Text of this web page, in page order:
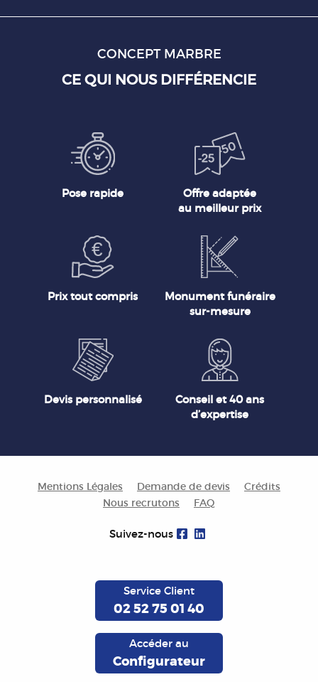
CONCEPT MARBRE
CE QUI NOUS DIFFÉRENCIE
Pose rapide
Offre adaptée
au meilleur prix
Prix tout compris
Monument funéraire
sur-mesure
Devis personnalisé
Conseil et 40 ans
d’expertise
Mentions Légales Demande de devis
Crédits
Nous recrutons
FAQ
Suivez-nous
Service Client
02 52 75 01 40
Accéder au
Configurateur